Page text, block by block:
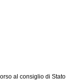
al consiglio di Stato